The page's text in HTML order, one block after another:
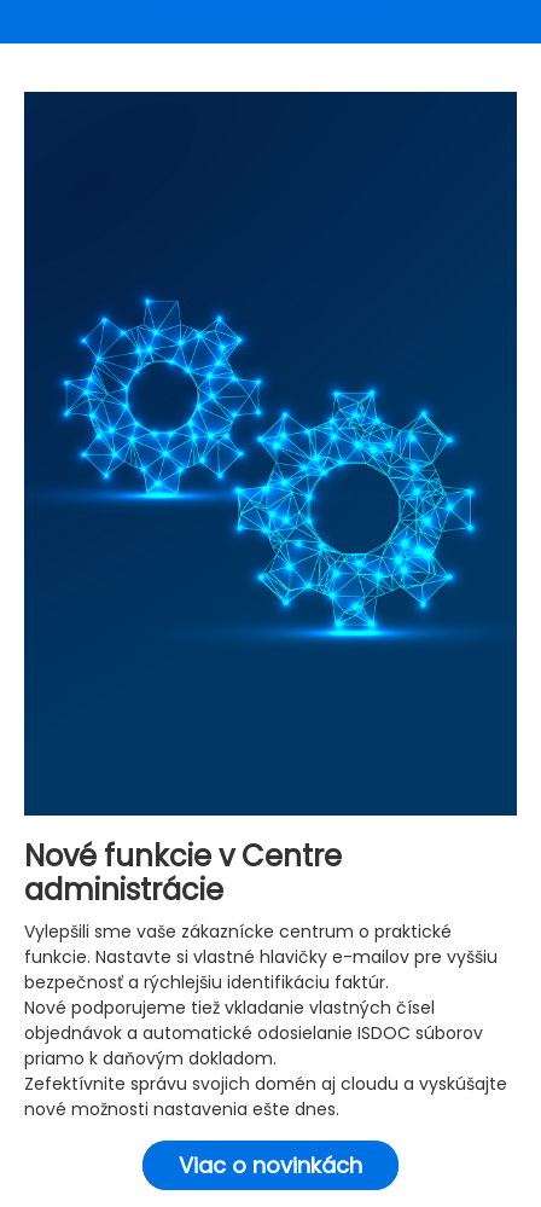
Nové funkcie v Centre
administrácie
Vylepšili sme vaše zákaznícke centrum o praktické
funkcie. Nastavte si vlastné hlavičky e-mailov pre vyššiu
bezpečnosť a rýchlejšiu identifikáciu faktúr.
Nové podporujeme tiež vkladanie vlastných čísel
objednávok a automatické odosielanie ISDOC súborov
priamo k daňovým dokladom.
Zefektívnite správu svojich domén aj cloudu a vyskúšajte
nové možnosti nastavenia ešte dnes.
Viac o novinkách